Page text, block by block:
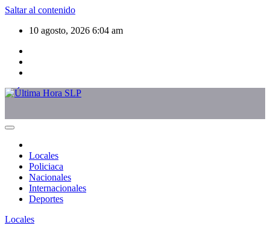
Saltar al contenido
10 agosto, 2026 6:04 am
Locales
Policiaca
Nacionales
Internacionales
Deportes
Locales